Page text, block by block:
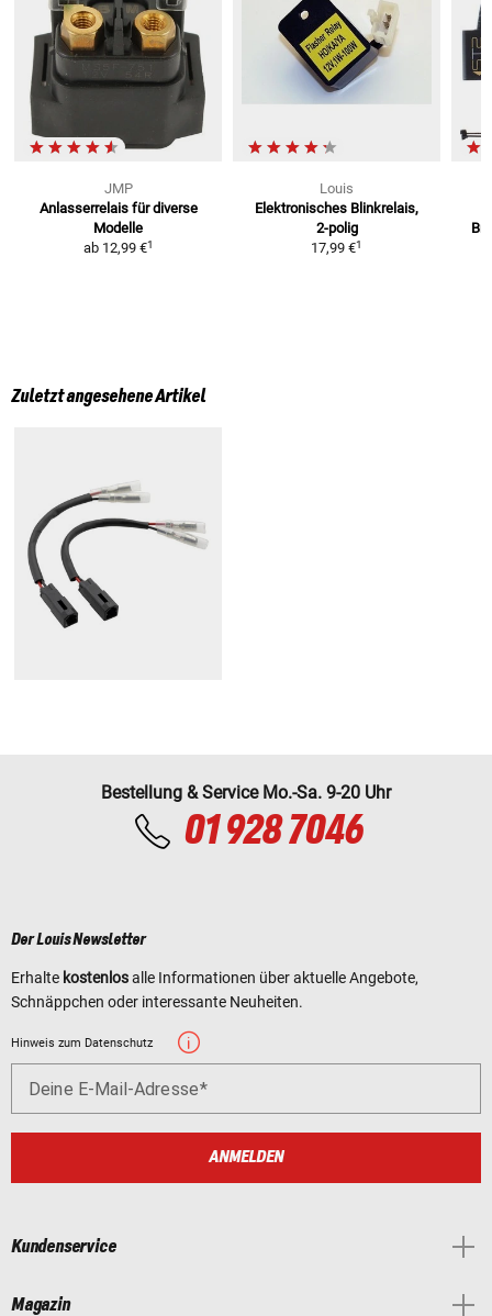
JMP
Anlasserrelais für diverse
Modelle
ab 12,99 €1
Louis
Elektronisches Blinkrelais,
2-polig
17,99 €1
Zuletzt angesehene Artikel
Bestellung & Service Mo.-Sa. 9-20 Uhr
01 928 7046
Der Louis Newsletter
Erhalte kostenlosalle Informationen über aktuelle Angebote,
Schnäppchen oder interessante Neuheiten.
Hinweis zum Datenschutz
Deine E-Mail-Adresse
ANMELDEN
Kundenservice
Magazin